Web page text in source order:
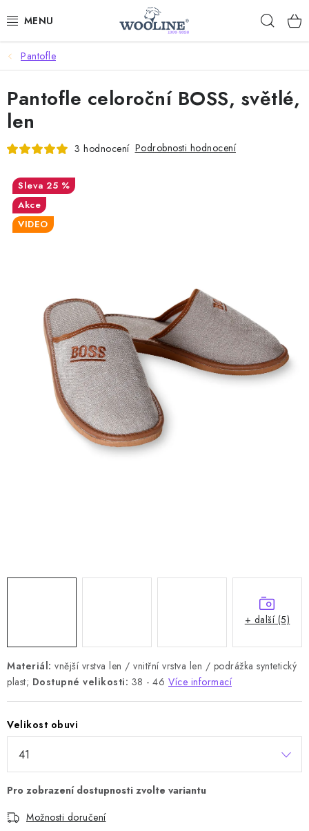
na
AKCE %
DÁRKOVÉ POUKAZY
OBLEČENÍ
DOMOV A SPANÍ
Doprava a platba Hodnocení obchodu
Kontakty
Moje objednávka
FAQ
Pantofle
Materiál: vnější vrstva len / vnitřní vrstva len / podrážka syntetický
plast; Dostupné velikosti: 38 - 46 Více informací
Velikost obuvi
Možnosti doručení
Pantofle celoroční BOSS, světlé,
len
3 hodnocení Podrobnosti hodnocení
25 %
Akce
VIDEO
+ další (5)